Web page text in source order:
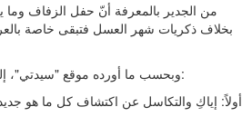
من الجدير بالمعرفة أنّ حفل الزفاف
بخلاف ذكريات شهر العسل فتبقى خاصة
وبحسب ما أورده موقع "سيدتي"، إليكم بعض النصائح الهامة التي ينبغي عليكِ اتباعها؛ للاستمتاع بـ شهر العسل كما ينبغي:
أولاً: إياكِ والتكاسل عن اكتشاف كل ما هو